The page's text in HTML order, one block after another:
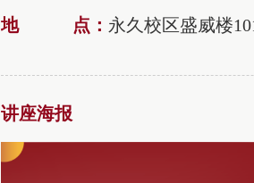
地点 ： 永久校区盛威楼
讲座海报